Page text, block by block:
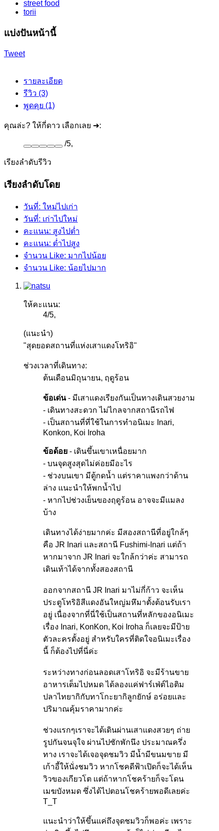
street food
torii
แบ่งปันหน้านี้
Tweet
รายละเอียด
รีวิว (3)
พูดคุย (1)
คุณล่ะ? ให้กี่ดาว เลือกเลย ➜:
/5,
เรียงลำดับรีวิว
เรียงลำดับโดย
วันที่: ใหม่ไปเก่า
วันที่: เก่าไปใหม่
คะแนน: สูงไปต่ำ
คะแนน: ต่ำไปสูง
จำนวน Like: มากไปน้อย
จำนวน Like: น้อยไปมาก
ให้คะแนน:
4/5,
(แนะนำ)
"สุดยอดสถานที่แห่งเสาแดงโทริอิ"
ช่วงเวลาที่เดินทาง:
ต้นเดือนมิถุนายน, ฤดูร้อน
ข้อเด่น- มีเสาแดงเรียงกันเป็นทางเดินสวยงาม
- เดินทางสะดวก ไม่ไกลจากสถานีรถไฟ
- เป็นสถานที่ที่ใช้ในการทำอนิเมะ Inari,
Konkon, Koi Iroha
ข้อด้อย - เดินขึ้นเขาเหนื่อยมาก
- บนจุดสูงสุดไม่ค่อยมีอะไร
- ช่วงบนเขา มีตู้กดน้ำ แต่ราคาแพงกว่าด้าน
ล่าง แนะนำให้พกน้ำไป
- หากไปช่วงเย็นของฤดูร้อน อาจจะมีแมลง
บ้าง
เดินทางได้ง่ายมากค่ะ มีสองสถานีที่อยู่ใกล้ๆ
คือ JR Inari และสถานี Fushimi-Inari แต่ถ้า
หากมาจาก JR Inari จะใกล้กว่าค่ะ สามารถ
เดินเท้าได้จากทั้งสองสถานี
ออกจากสถานี JR Inari มาไม่กี่ก้าว จะเห็น
ประตูโทริอิสีแดงอันใหญ่มหึมาตั้งต้อนรับเรา
อยู่ เนื่องจากที่นี่ใช้เป็นสถานที่หลักของอนิเมะ
เรื่อง Inari, KonKon, Koi Iroha ก็เลยจะมีป้าย
ตัวละครตั้งอยู่ สำหรับใครที่ติดใจอนิเมะเรื่อง
นี้ ก็ต้องไปที่นี่ค่ะ
ระหว่างทางก่อนลอดเสาโทริอิ จะมีร้านขาย
อาหารเต็มไปหมด ได้ลองแค่ฟาร์เฟ่ต์ไอติม
ปลาไทยากิกับทาโกะยากิลูกยักษ์ อร่อยและ
ปริมาณคุ้มราคามากค่ะ
ช่วงแรกๆเราจะได้เดินผ่านเสาแดงสวยๆ ถ่าย
รูปกันจนจุใจ ผ่านไปซักพักนึง ประมาณครึ่ง
ทาง เราจะได้เจอจุดชมวิว มีน้ำมีขนมขาย มี
เก้าอี้ให้นั่งชมวิว หากโชคดีฟ้าเปิดก็จะได้เห็น
วิวของเกียวโต แต่ถ้าหากโชคร้ายก็จะโดน
เมฆบังหมด ซึ่งได้ไปตอนโชคร้ายพอดีเลยค่ะ
T_T
แนะนำว่าให้ขึ้นแค่ถึงจุดชมวิวก็พอค่ะ เพราะ